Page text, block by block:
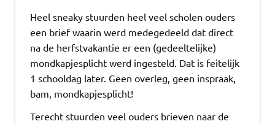
Heel sneaky stuurden heel veel scholen ouders
een brief waarin werd medegedeeld dat direct
na de herfstvakantie er een (gedeeltelijke)
mondkapjesplicht werd ingesteld. Dat is feitelijk
1 schooldag later. Geen overleg, geen inspraak,
bam, mondkapjesplicht!
Terecht stuurden veel ouders brieven naar de